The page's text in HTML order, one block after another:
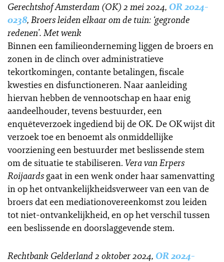
Gerechtshof Amsterdam (OK) 2 mei 2024, OR 2024-
0238, Broers leiden elkaar om de tuin: ‘gegronde
redenen’. Met wenk
Binnen een familieonderneming liggen de broers en
zonen in de clinch over administratieve
tekortkomingen, contante betalingen, fiscale
kwesties en disfunctioneren. Naar aanleiding
hiervan hebben de vennootschap en haar enig
aandeelhouder, tevens bestuurder, een
enquêteverzoek ingediend bij de OK. De OK wijst dit
verzoek toe en benoemt als onmiddellijke
voorziening een bestuurder met beslissende stem
om de situatie te stabiliseren. Vera van Erpers
Roijaards gaatin een wenk onder haar samenvatting
in op het ontvankelijkheidsverweer van een van de
broers dat een mediationovereenkomst zou leiden
tot niet-ontvankelijkheid, en op het verschil tussen
een beslissende en doorslaggevende stem.
Rechtbank Gelderland 2 oktober 2024, OR 2024-